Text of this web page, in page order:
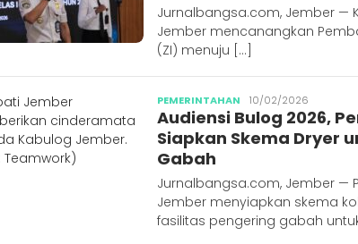
Jurnalbangsa.com, Jember —
Jember mencanangkan
(ZI) menuju […]
PEMERINTAHAN Publisher
10/02/2026
Audiensi Bulog 2026,
Siapkan Skema Dryer
Gabah
Jurnalbangsa.com, Jember —
Jember menyiapkan skema
fasilitas pengering gabah